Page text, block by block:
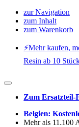
zur Navigation
zum Inhalt
zum Warenkorb
⚡️Mehr kaufen,
Resin ab 10
Zum Ersatzteil-
Belgien:
Mehr als 11.100